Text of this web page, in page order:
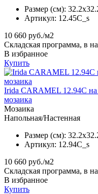
Размер (см):
Артикул: 12.45C_s
10 660 руб./м2
Складская программа, в
В избранное
Купить
Irida CARAMEL 12.94C на
мозаика
Мозаика
Напольная/Настенная
Размер (см):
Артикул: 12.94C_s
10 660 руб./м2
Складская программа, в
В избранное
Купить